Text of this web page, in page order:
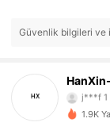
Güvenlik bilgileri ve
4,83
j***f
4,83
1.9K